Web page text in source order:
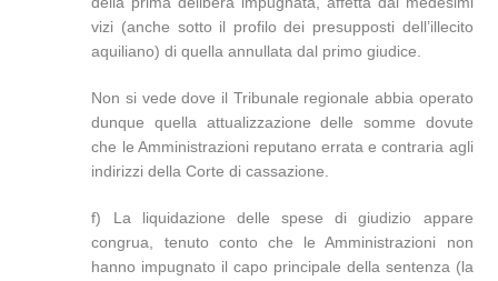
vizi (anche sotto il profilo dei presupposti dell’illecito
aquiliano) di quella annullata dal primo giudice.
Non si vede dove il Tribunale regionale abbia operato
dunque quella attualizzazione delle somme dovute
che le Amministrazioni reputano errata e contraria agli
indirizzi della Corte di cassazione.
f) La liquidazione delle spese di giudizio appare
congrua, tenuto conto che le Amministrazioni non
hanno impugnato il capo principale della sentenza (la